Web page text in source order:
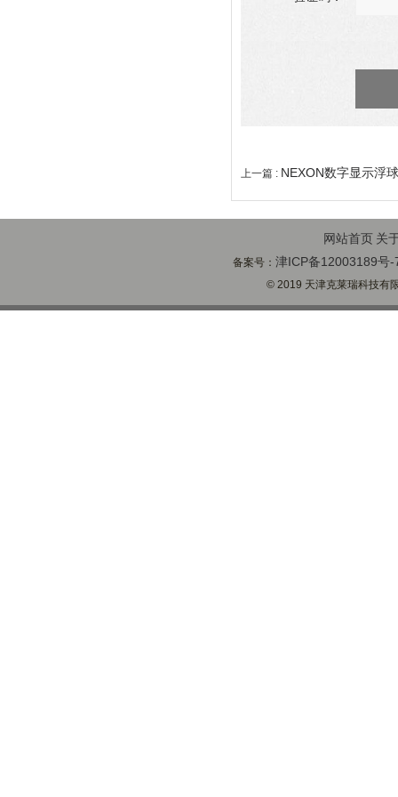
上一篇 : NEXON数字显示浮
网站首页 关
备案号：津ICP备12003189号-
© 2019 天津克莱瑞科技有